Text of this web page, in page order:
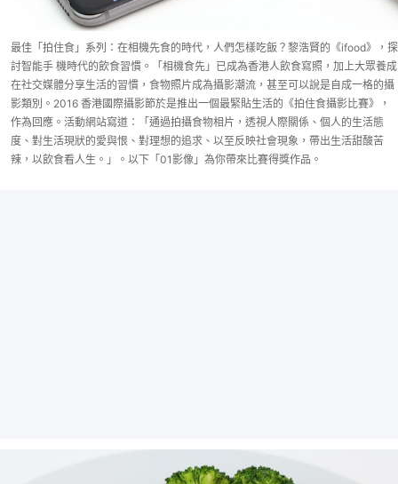
最佳「拍住食」系列：在相機先食的時代，人們怎樣吃飯？黎浩賢的《ifood》，探
討智能手 機時代的飲食習慣。「相機食先」已成為香港人飲食寫照，加上大眾養成
在社交媒體分享生活的習慣，食物照片成為攝影潮流，甚至可以說是自成一格的攝
影類別。2016 香港國際攝影節於是推出一個最緊貼生活的《拍住食攝影比賽》，
作為回應。活動網站寫道：「通過拍攝食物相片，透視人際關係、個人的生活態
度、對生活現狀的愛與恨、對理想的追求、以至反映社會現象，帶出生活甜酸苦
辣，以飲食看人生。」。以下「01影像」為你帶來比賽得獎作品。